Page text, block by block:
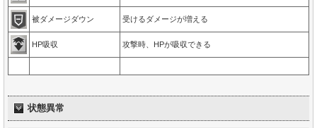
被ダメージダウン 受けるダメージが増える
HP吸収 攻撃時、HPが吸収できる
状態異常